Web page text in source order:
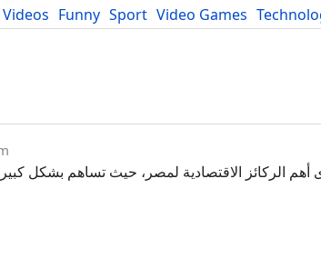
Videos Funny Sport Video Games
Blog
أهم الركائز الاقتصادية لمصر، حيث تساهم بشكل